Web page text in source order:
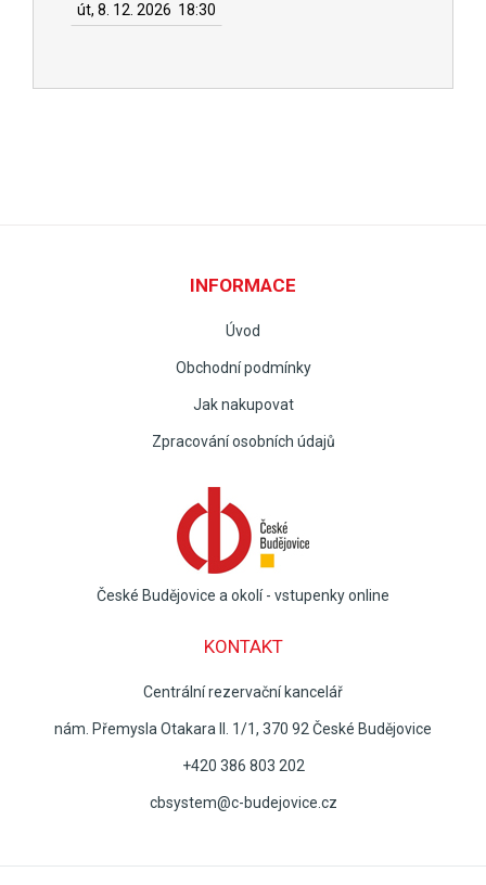
út, 8. 12. 2026 18:30
INFORMACE
Úvod
Obchodní podmínky
Jak nakupovat
Zpracování osobních údajů
České Budějovice a okolí - vstupenky online
KONTAKT
Centrální rezervační kancelář
nám. Přemysla Otakara II. 1/1, 370 92 České Budějovice
+420 386 803 202
cbsystem@c-budejovice.cz